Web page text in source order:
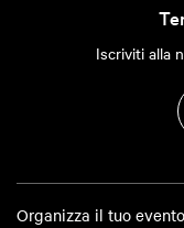
Iscriviti alla
Organizza il tuo evento